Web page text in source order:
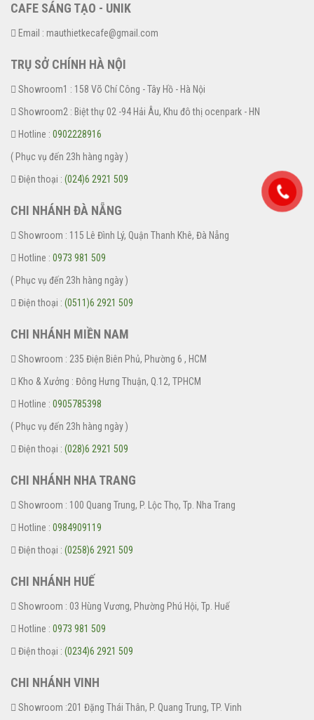
CAFE SÁNG TẠO - UNIK
Email : mauthietkecafe@gmail.com
TRỤ SỞ CHÍNH HÀ NỘI
Showroom1 : 158 Võ Chí Công - Tây Hồ - Hà Nội
Showroom2 : Biệt thự 02 -94 Hải Âu, Khu đô thị ocenpark - HN
Hotline : 0902228916
( Phục vụ đến 23h hàng ngày )
Điện thoại : (024)6 2921 509
CHI NHÁNH ĐÀ NẴNG
Showroom : 115 Lê Đình Lý, Quận Thanh Khê, Đà Nẵng
Hotline : 0973 981 509
( Phục vụ đến 23h hàng ngày )
Điện thoại : (0511)6 2921 509
CHI NHÁNH MIỀN NAM
Showroom : 235 Điện Biên Phủ, Phường 6 , HCM
Kho & Xưởng : Đông Hưng Thuận, Q.12, TPHCM
Hotline : 0905785398
( Phục vụ đến 23h hàng ngày )
Điện thoại : (028)6 2921 509
CHI NHÁNH NHA TRANG
Showroom : 100 Quang Trung, P. Lộc Thọ, Tp. Nha Trang
Hotline : 0984909119
Điện thoại : (0258)6 2921 509
CHI NHÁNH HUẾ
Showroom : 03 Hùng Vương, Phường Phú Hội, Tp. Huế
Hotline : 0973 981 509
Điện thoại : (0234)6 2921 509
CHI NHÁNH VINH
Showroom :201 Đặng Thái Thân, P. Quang Trung, TP. Vinh